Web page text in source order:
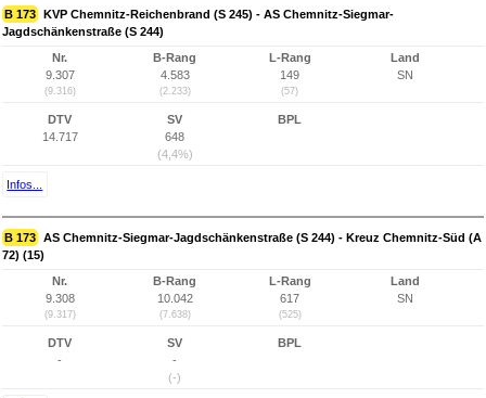
B 173 KVP Chemnitz-Reichenbrand (S 245) - AS Chemnitz-Siegmar-
Jagdschänkenstraße (S 244)
Nr.
9.307
(9.316)
B-Rang
4.583
(2.233)
L-Rang
149
(57)
Land
SN
DTV
14.717
SV
648
(4,4%)
BPL
Infos...
B 173 AS Chemnitz-Siegmar-Jagdschänkenstraße (S 244) - Kreuz Chemnitz-Süd (A
72) (15)
Nr.
9.308
(9.317)
B-Rang
10.042
(7.638)
L-Rang
617
(525)
Land
SN
DTV
-
SV
-
(-)
BPL